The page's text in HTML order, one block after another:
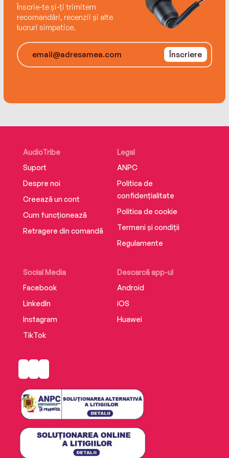
Înscrie-te și-ți trimitem
recomandări, recenzii și alte
lucruri simpatice.
Înscriere
AudioTribe
Suport
Despre noi
Creează un cont
Cum funcționează
Retragere din comandă
Social Media
Facebook
LinkedIn
Instagram
TikTok
Descarcă app-ul
Android
iOS
Huawei
Legal
ANPC
Politica de
confidențialitate
Politica de cookie
Termeni și condiții
Regulamente